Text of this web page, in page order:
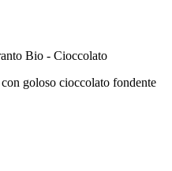
Bio - Cioccolato
goloso cioccolato fondente